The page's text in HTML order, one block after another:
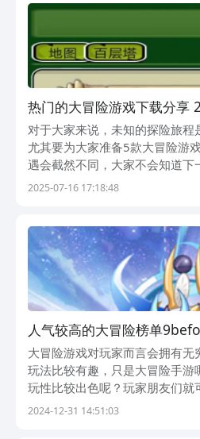
大
热门的大冒险游戏下载分享
游戏下载推荐
对于大家来说，未知的探险旅程
尤其要为大家准备5款大冒险游
遇会截然不同，大家不会知道
喜，这反而能勾起大家的浓郁好
款...
2025-07-16 17:18:48
人气较高的大冒险榜单
戏榜单合集2024
大冒险游戏对玩家而言会拥有无
玩法比较有趣，只是大冒险手
玩性比较出色呢？玩家朋友们
这几款都有较高的热度，而且还
2024-12-31 14:51:03